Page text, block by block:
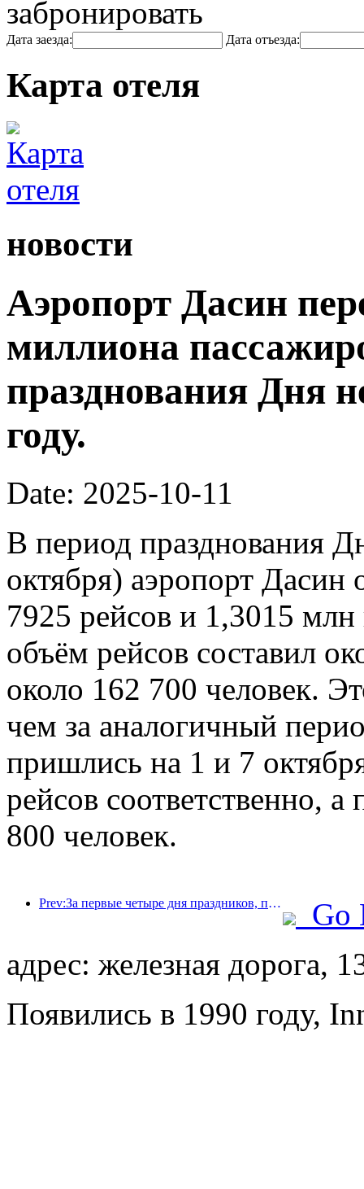
забронировать
Дата заезда: Дата отъезда:
Карта отеля
новости
Аэропорт Дасин
миллиона
празднования Дня
году.
Date: 2025-10-11
В период празднования
октября) аэропорт
7925 рейсов и 1,3015
объём рейсов составил
около 162 700 человек.
чем за аналогичный
пришлись на 1 и 7
рейсов соответственно,
800 человек.
Prev:За первые четыре дня праздников, посвященных Празднику середины осени и Дню независимости, Шанхай посетили более 15,11 млн туристов, что на 20% больше, чем годом ранее.
Go
адрес: железная дорога,
Появились в 1990 году,